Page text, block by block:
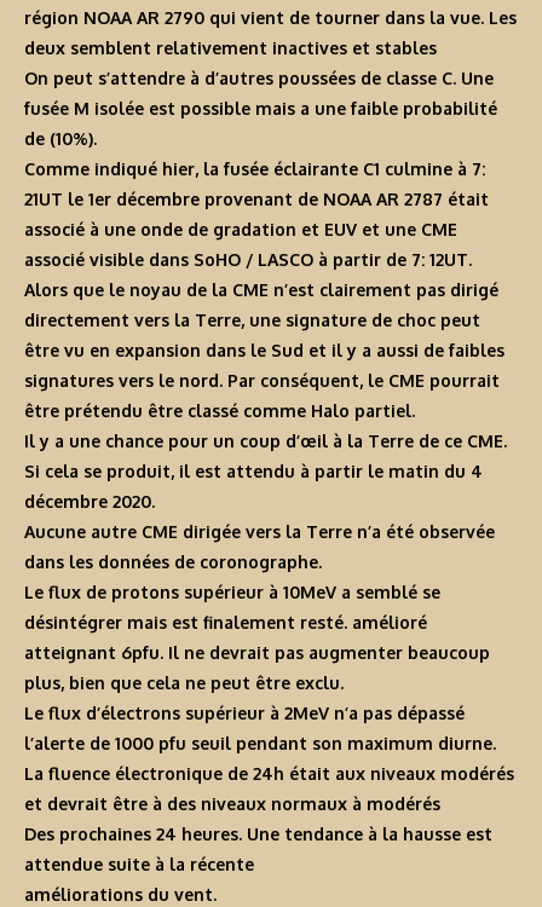
région NOAA AR 2790 qui vient de tourner dans la vue. Les
deux semblent relativement inactives et stables
On peut s’attendre à d’autres poussées de classe C. Une
fusée M isolée est possible mais a une faible probabilité
de (10%).
Comme indiqué hier, la fusée éclairante C1 culmine à 7:
21UT le 1er décembre provenant de NOAA AR 2787 était
associé à une onde de gradation et EUV et une CME
associé visible dans SoHO / LASCO à partir de 7: 12UT.
Alors que le noyau de la CME n’est clairement pas dirigé
directement vers la Terre, une signature de choc peut
être vu en expansion dans le Sud et il y a aussi de faibles
signatures vers le nord. Par conséquent, le CME pourrait
être prétendu être classé comme Halo partiel.
Il y a une chance pour un coup d’œil à la Terre de ce CME.
Si cela se produit, il est attendu à partir le matin du 4
décembre 2020.
Aucune autre CME dirigée vers la Terre n’a été observée
dans les données de coronographe.
Le flux de protons supérieur à 10MeV a semblé se
désintégrer mais est finalement resté. amélioré
atteignant 6pfu. Il ne devrait pas augmenter beaucoup
plus, bien que cela ne peut être exclu.
Le flux d’électrons supérieur à 2MeV n’a pas dépassé
l’alerte de 1000 pfu seuil pendant son maximum diurne.
La fluence électronique de 24h était aux niveaux modérés
et devrait être à des niveaux normaux à modérés
Des prochaines 24 heures. Une tendance à la hausse est
attendue suite à la récente
améliorations du vent.